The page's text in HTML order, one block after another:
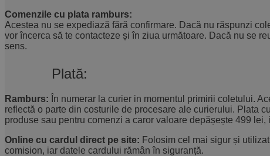
Comenzile cu plata ramburs:
Acestea nu se expediază fără confirmare. Dacă nu răspunzi
vor încerca să te contacteze și în ziua următoare. Dacă nu se
sens.
Plată:
Ramburs: În numerar la curier in momentul primirii coletului.
reflectă o parte din costurile de procesare ale curierului. Plata
produse sau pentru comenzi a caror valoare depășește 499
Online cu cardul direct pe site: Folosim cel mai sigur și
comision, iar datele cardului rămân în siguranță.